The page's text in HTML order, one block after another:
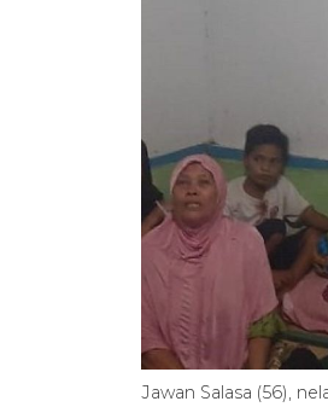
Jawan Salasa (56),